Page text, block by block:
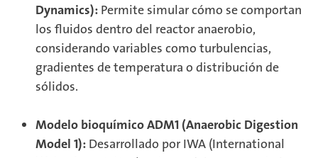
Dynamics):Permite simular cómo se comportan
los fluidos dentro del reactor anaerobio,
considerando variables como turbulencias,
gradientes de temperatura o distribución de
sólidos.
Modelo bioquímico ADM1 (Anaerobic Digestion
Model 1):Desarrollado por IWA (International